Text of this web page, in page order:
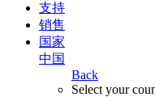
支持
销售
国家
中国
Back
Select your